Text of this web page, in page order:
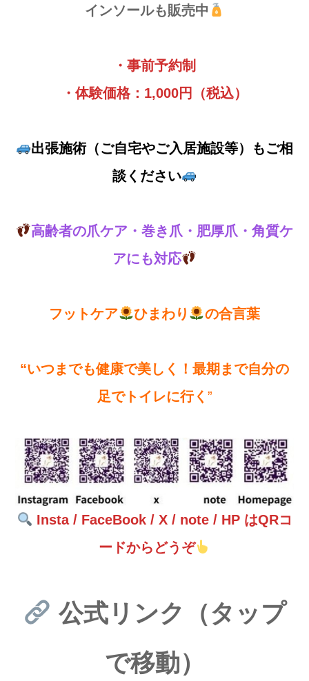
インソールも販売中
・事前予約制
・体験価格：1,000円（税込）
出張施術（ご自宅やご入居施設等）もご相
談ください
高齢者の爪ケア・巻き爪・肥厚爪・角質ケ
アにも対応
フットケア ひまわり の合言葉
“いつまでも健康で美しく！最期まで自分の
足でトイレに行く ”
Insta / FaceBook / X / note / HP はQRコ
ードからどうぞ
公式リンク（タップ
で移動）